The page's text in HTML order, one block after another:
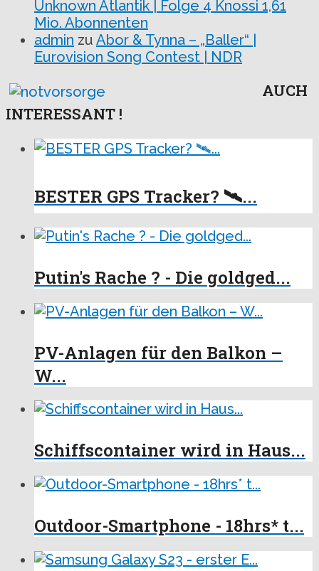
Unknown Atlantik | Folge 4 Knossi 1,61
Mio. Abonnenten
admin zu Abor & Tynna – „Baller“ |
Eurovision Song Contest | NDR
AUCH
INTERESSANT !
BESTER GPS Tracker? 🛰...
Putin's Rache ? - Die goldged...
PV-Anlagen für den Balkon –
W...
Schiffscontainer wird in Haus...
Outdoor-Smartphone - 18hrs* t...